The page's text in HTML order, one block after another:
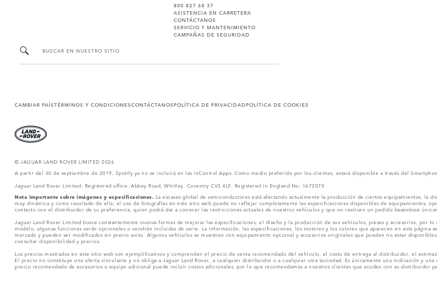
800 827 68 37
ASISTENCIA EN CARRETERA
CONTÁCTANOS
SERVICIO Y MANTENIMIENTO
CAMPAÑAS DE SEGURIDAD
BUSCAR EN NUESTRO SITIO
CAMBIAR PAÍSTÉRMINOS Y CONDICIONESCONTÁCTANOSPOLÍTICA DE PRIVACIDADPOLÍTICA DE COOKIES
© JAGUAR LAND ROVER LIMITED 2026
A partir del 30 de septiembre de 2019, Spotify ya no se incluirá en las InControl Apps. Como medio preferido por los clientes, estará disponible a través del
Jaguar Land Rover Limited: Registered office: Abbey Road, Whitley, Coventry CV3 4LF. Registered in England No: 1672070
Nota importante sobre imágenes y especificaciones. La escasez global de semiconductores está afectando actualmente la producción de ciertos equipamientos, la
muy dinámica y como resultado de ella, el uso de fotografías en este sitio web puede no reflejar completamente las especificaciones disponibles de equipamientos,
contacto con el distribuidor de su preferencia, quien podrá dar a conocer las restricciones actuales de nuestros vehículos y que no realicen un pedido basándose
Jaguar Land Rover Limited busca constantemente nuevas formas de mejorar las especificaciones, el diseño y la producción de sus vehículos, piezas y accesorios, por
modelo, algunas funciones serán opcionales o vendrán incluidas de serie. La información, las especificaciones, los motores y los colores que aparecen en esta página
mercado y pueden ser modificados sin previo aviso. Algunos vehículos se muestran con equipamiento opcional y accesorios originales que pueden no estar
consultar disponibilidad y precios.
Los precios mostrados en este sitio web son ejemplificativos y comprenden el precio de venta recomendado del vehículo, el costo de entrega al distribuidor, el
El precio no constituye una oferta vinculante y no obliga a Jaguar Land Rover, a cualquier distribuidor o a cualquier otra sociedad. Es únicamente una indicación y
precio recomendado de accesorios o equipo adicional puede incluir costos adicionales, por lo que recomendamos a nuestros clientes que acudan con su distribuidor